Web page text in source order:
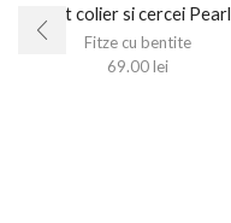
Set colier si cercei Pearl
Fitze cu bentite
69.00 lei